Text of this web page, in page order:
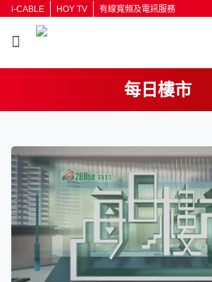
i-CABLE HOY TV 有線寬頻及電訊服務
每日樓市
按輸入鍵開始搜尋